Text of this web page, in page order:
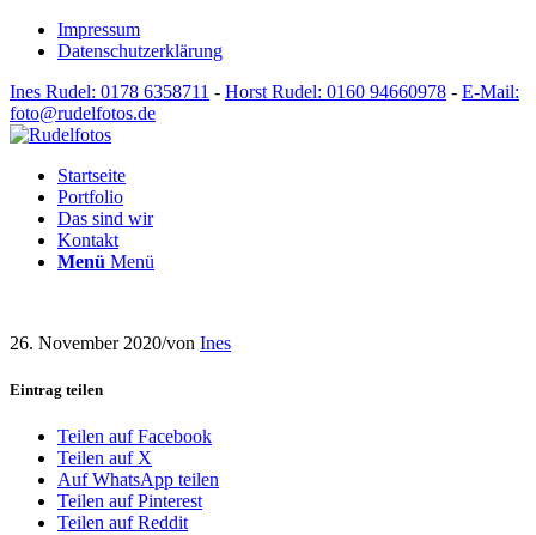
Impressum
Datenschutzerklärung
Ines Rudel: 0178 6358711 - Horst Rudel: 0160 94660978 - E-Mail:
foto@rudelfotos.de
Startseite
Portfolio
Das sind wir
Kontakt
Menü Menü
26. November 2020/von Ines
Eintrag teilen
Teilen auf Facebook
Teilen auf X
Auf WhatsApp teilen
Teilen auf Pinterest
Teilen auf Reddit